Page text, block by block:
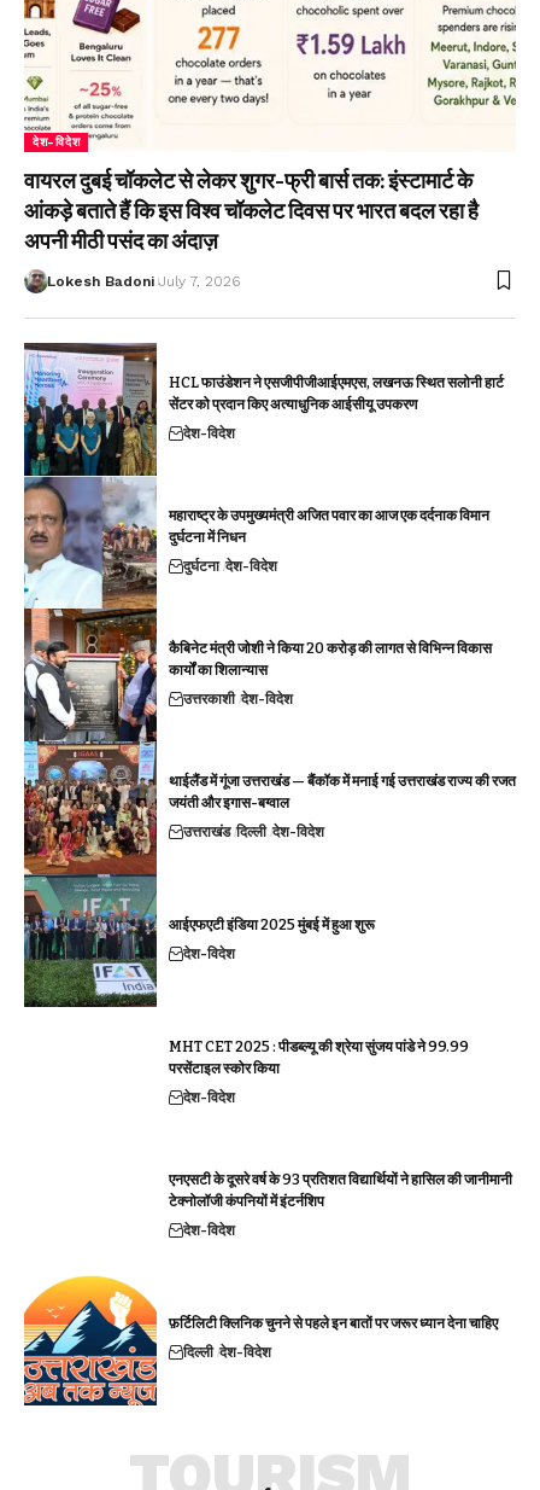
देश-विदेश
वायरल दुबई चॉकलेट से लेकर शुगर-फ्री बार्स तक: इंस्टामार्ट के
आंकड़े बताते हैं कि इस विश्व चॉकलेट दिवस पर भारत बदल रहा है
अपनी मीठी पसंद का अंदाज़
Lokesh Badoni July 7, 2026
HCL फाउंडेशन ने एसजीपीजीआईएमएस, लखनऊ स्थित सलोनी हार्ट
सेंटर को प्रदान किए अत्याधुनिक आईसीयू उपकरण
देश-विदेश
महाराष्ट्र के उपमुख्यमंत्री अजित पवार का आज एक दर्दनाक विमान
दुर्घटना में निधन
दुर्घटना देश-विदेश
कैबिनेट मंत्री जोशी ने किया 20 करोड़ की लागत से विभिन्न विकास
कार्यों का शिलान्यास
उत्तरकाशी देश-विदेश
थाईलैंड में गूंजा उत्तराखंड — बैंकॉक में मनाई गई उत्तराखंड राज्य की रजत
जयंती और इगास-बग्वाल
उत्तराखंड दिल्ली देश-विदेश
आईएफएटी इंडिया 2025 मुंबई में हुआ शुरू
देश-विदेश
MHT CET 2025 : पीडब्ल्यू की श्रेया सुंजय पांडे ने 99.99
परसेंटाइल स्कोर किया
देश-विदेश
एनएसटी के दूसरे वर्ष के 93 प्रतिशत विद्यार्थियों ने हासिल की जानीमानी
टेक्नोलॉजी कंपनियों में इंटर्नशिप
देश-विदेश
फ़र्टिलिटी क्लिनिक चुनने से पहले इन बातों पर जरूर ध्यान देना चाहिए
दिल्ली देश-विदेश
TOURISM